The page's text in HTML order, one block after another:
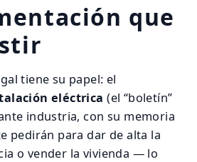
que
tiene su papel: el
eléctrica (el “boletín”
industria, con su memoria
pedirán para dar de alta la
o vender la vivienda — lo